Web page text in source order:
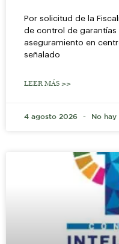
Por solicitud de la
de control de
aseguramiento en
señalado
LEER MÁS >>
4 agosto 2026 No hay